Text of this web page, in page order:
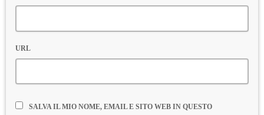
URL
SALVA IL MIO NOME, EMAIL E SITO WEB IN QUESTO